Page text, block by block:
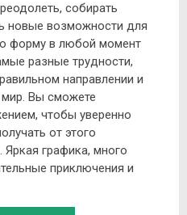
собирать
новые возможности для
форму в любой момент
разные трудности,
направлении и
Вы сможете
чтобы уверенно
от этого
Яркая графика, много
приключения и